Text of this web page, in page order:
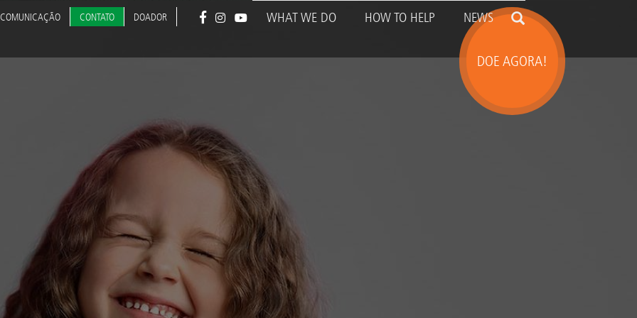
DOE AGORA!
COMUNICAÇÃO CONTATO DOADOR
Main
WHAT WE DO HOW TO HELP NEWS